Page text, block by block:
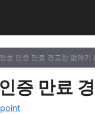
품 인증 만료 경고창 없애기
증 만료